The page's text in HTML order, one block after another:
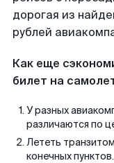
дорогая из
рублей
Как еще
билет на
У разных
различаются по
Лететь
конечных пунктов.